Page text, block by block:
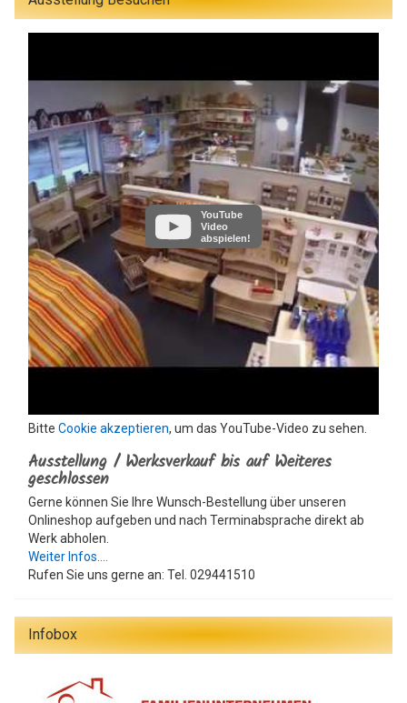
YouTube
Video
abspielen!
Bitte Cookie akzeptieren, um das YouTube-Video zu sehen.
Ausstellung / Werksverkauf bis auf Weiteres
geschlossen
Gerne können Sie Ihre Wunsch-Bestellung über unseren
Onlineshop aufgeben und nach Terminabsprache direkt ab
Werk abholen.
Weiter Infos....
Rufen Sie uns gerne an: Tel. 029441510
Infobox